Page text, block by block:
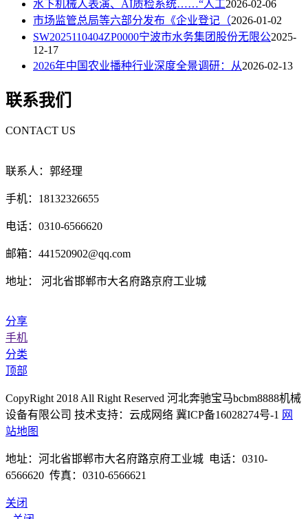
水下机械人表演、AI质检系统……“人工2026-02-06
市场监管总局等六部分发布《企业登记（2026-01-02
SW2025110404ZP0000宁波市水务集团股份无限公2025-
12-17
2026年中国农业播种行业深度全景调研：从2026-02-13
联系我们
CONTACT US
联系人：郭经理
手机：18132326655
电话：0310-6566620
邮箱：441520902@qq.com
地址： 河北省邯郸市大名府路京府工业城
分享
手机
分类
顶部
CopyRight 2018 All Right Reserved 河北奔驰宝马bcbm8888机械
设备有限公司 技术支持：云成网络 冀ICP备16028274号-1 网
站地图
地址：河北省邯郸市大名府路京府工业城 电话：0310-
6566620 传真：0310-6566621
关闭